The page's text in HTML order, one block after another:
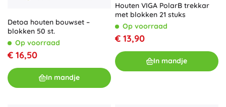
Detoa houten bouwset –
blokken 50 st.
Op voorraad
€ 16,50
In mandje
Houten VIGA PolarB trekkar
met blokken 21 stuks
Op voorraad
€ 13,90
In mandje